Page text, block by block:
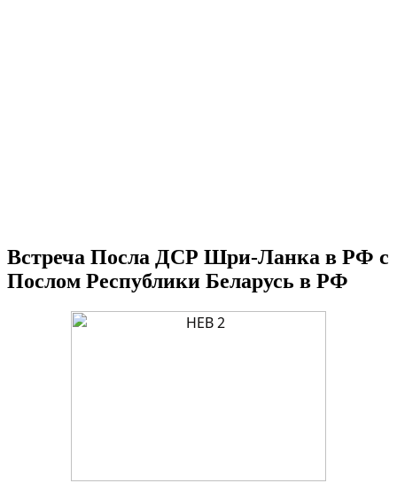
Встреча Посла ДСР Шри-Ланка в РФ с
Послом Республики Беларусь в РФ